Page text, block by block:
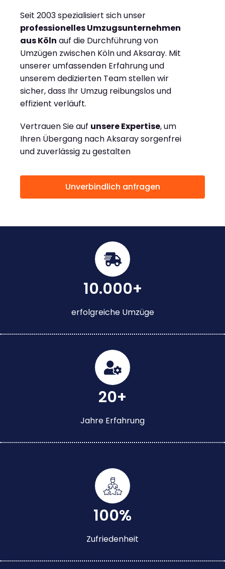
Seit 2003 spezialisiert sich unser
professionelles Umzugsunternehmen
aus Köln auf die Durchführung von
Umzügen zwischen Köln und Aksaray. Mit
unserer umfassenden Erfahrung und
unserem dedizierten Team stellen wir
sicher, dass Ihr Umzug reibungslos und
effizient verläuft.
Vertrauen Sie auf unsere Expertise, um
Ihren Übergang nach Aksaray sorgenfrei
und zuverlässig zu gestalten
Unverbindlich anfragen
10.000+
erfolgreiche Umzüge
20+
Jahre Erfahrung
100%
Zufriedenheit